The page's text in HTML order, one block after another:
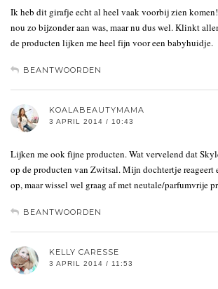
Ik heb dit girafje echt al heel vaak voorbij zien
nou zo bijzonder aan was, maar nu dus wel. Klinkt
de producten lijken me heel fijn voor een babyhuidje.
BEANTWOORDEN
KOALABEAUTYMAMA
3 APRIL 2014 / 10:43
Lijken me ook fijne producten. Wat vervelend dat
op de producten van Zwitsal. Mijn dochtertje
op, maar wissel wel graag af met neutale/parfumvrije
BEANTWOORDEN
KELLY CARESSE
3 APRIL 2014 / 11:53